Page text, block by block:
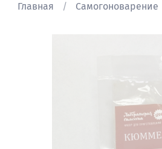
Главная Самогоноварение